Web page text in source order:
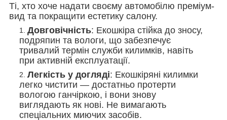
Ті, хто хоче надати своєму автомобілю преміум-
вид та покращити естетику салону.
Довговічність: Екошкіра стійка до зносу,
подряпин та вологи, що забезпечує
тривалий термін служби килимків, навіть
при активній експлуатації.
Легкість у догляді: Екошкіряні килимки
легко чистити — достатньо протерти
вологою ганчіркою, і вони знову
виглядають як нові. Не вимагають
спеціальних миючих засобів.